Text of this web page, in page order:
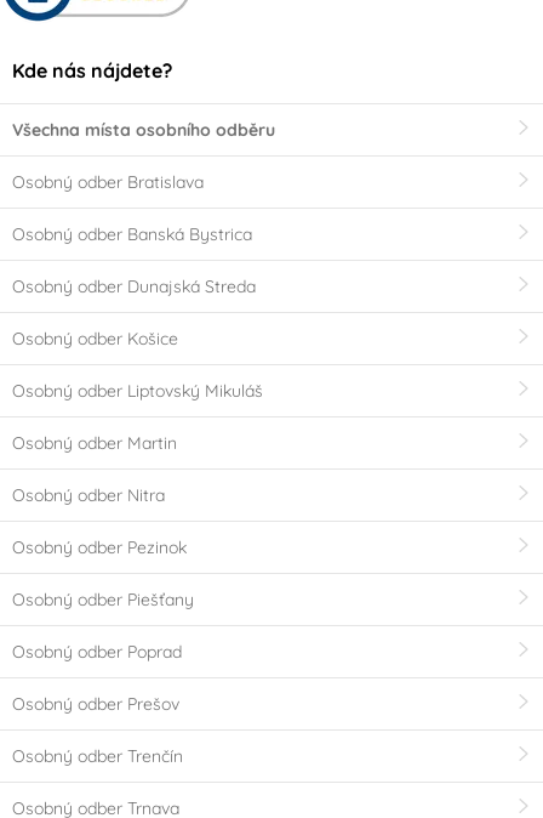
Kde nás nájdete?
Všechna místa osobního odběru
Osobný odber Bratislava
Osobný odber Banská Bystrica
Osobný odber Dunajská Streda
Osobný odber Košice
Osobný odber Liptovský Mikuláš
Osobný odber Martin
Osobný odber Nitra
Osobný odber Pezinok
Osobný odber Piešťany
Osobný odber Poprad
Osobný odber Prešov
Osobný odber Trenčín
Osobný odber Trnava